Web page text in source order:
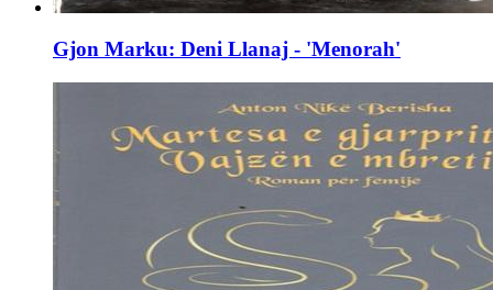
Gjon Marku: Deni Llanaj - 'Menorah'